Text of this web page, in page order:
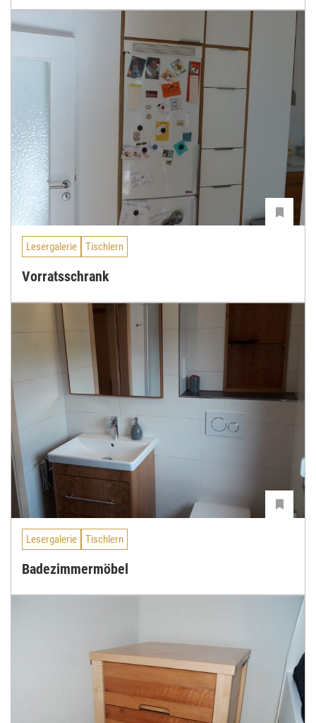
Lesergalerie Tischlern
Vorratsschrank
Lesergalerie Tischlern
Badezimmermöbel